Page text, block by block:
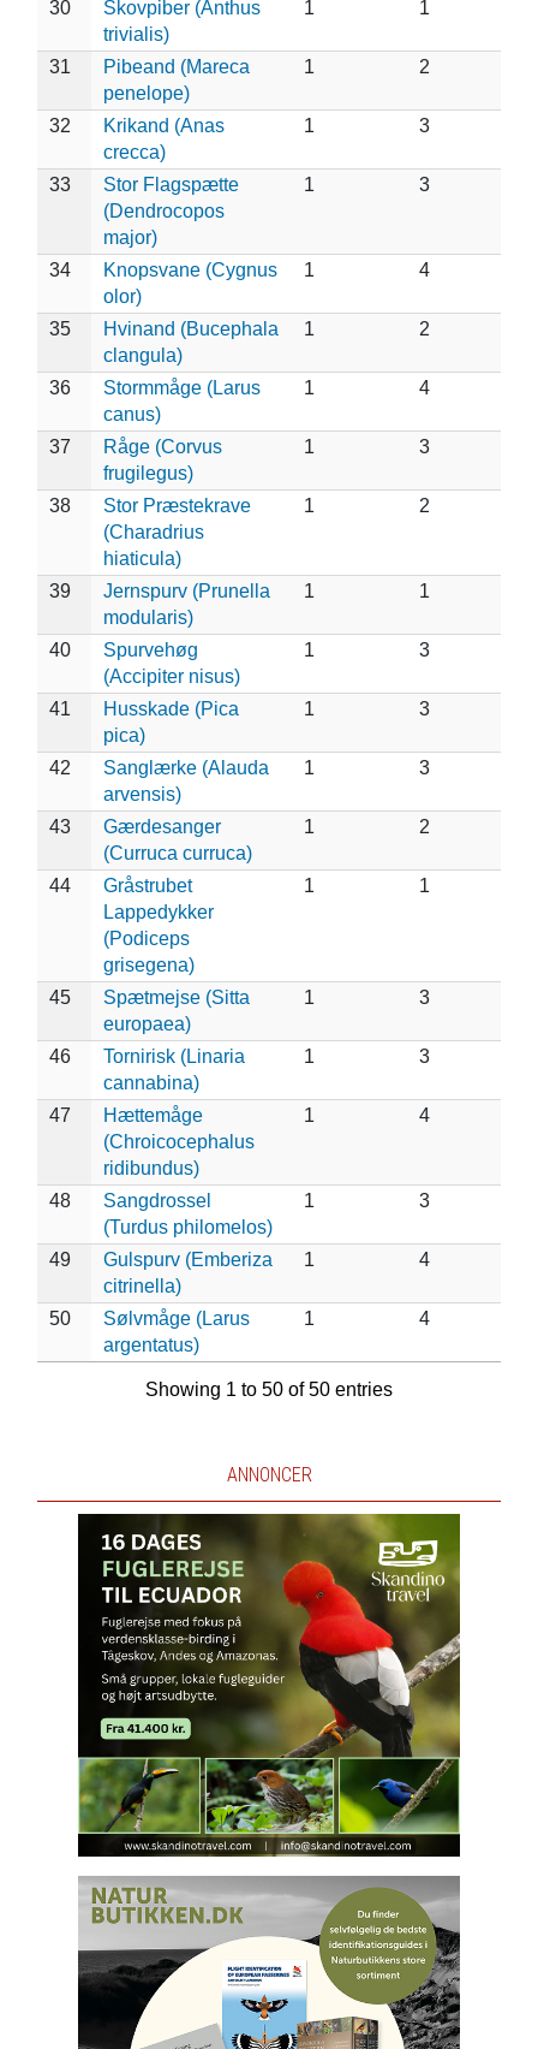
30
Skovpiber (Anthus
trivialis)
1 1
31
Pibeand (Mareca
penelope)
1 2
32
Krikand (Anas
crecca)
1 3
33
Stor Flagspætte
(Dendrocopos
major)
1 3
34
Knopsvane (Cygnus
olor)
1 4
35
Hvinand (Bucephala
clangula)
1 2
36
Stormmåge (Larus
canus)
1 4
37
Råge (Corvus
frugilegus)
1 3
38
Stor Præstekrave
(Charadrius
hiaticula)
1 2
39
Jernspurv (Prunella
modularis)
1 1
40
Spurvehøg
(Accipiter nisus)
1 3
41
Husskade (Pica
pica)
1 3
42
Sanglærke (Alauda
arvensis)
1 3
43
Gærdesanger
(Curruca curruca)
1 2
44
Gråstrubet
Lappedykker
(Podiceps
grisegena)
1 1
45
Spætmejse (Sitta
europaea)
1 3
46
Tornirisk (Linaria
cannabina)
1 3
47
Hættemåge
(Chroicocephalus
ridibundus)
1 4
48
Sangdrossel
(Turdus philomelos)
1 3
49
Gulspurv (Emberiza
citrinella)
1 4
50
Sølvmåge (Larus
argentatus)
1 4
Showing 1 to 50 of 50 entries
ANNONCER